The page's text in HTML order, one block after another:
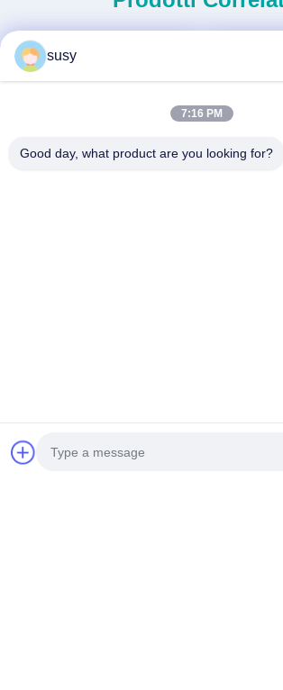
susy
7:16 PM
Good day, what product are you looking for?